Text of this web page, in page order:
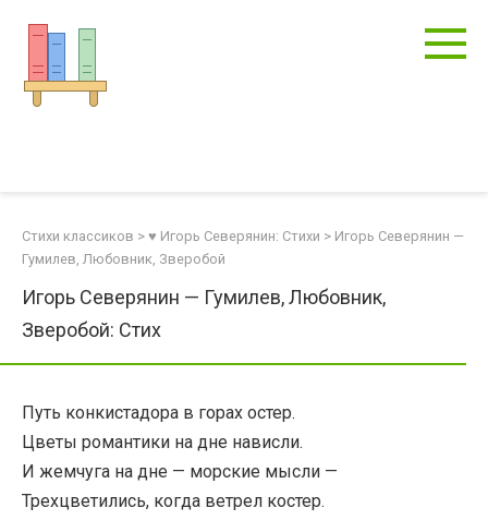
контенту
Стихи классиков > ♥ Игорь Северянин: Стихи > Игорь Северянин —
Гумилев, Любовник, Зверобой
Игорь Северянин — Гумилев, Любовник,
Зверобой: Стих
Путь конкистадора в горах остер.
Цветы романтики на дне нависли.
И жемчуга на дне — морские мысли —
Трехцветились, когда ветрел костер.